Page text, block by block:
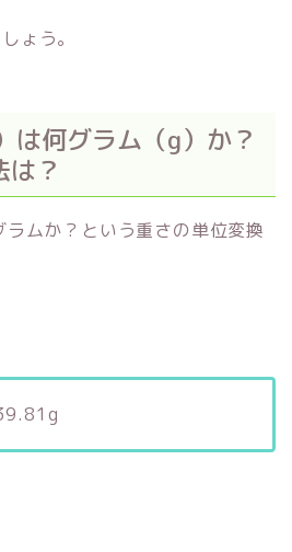
ょう。
は何グラム（g）か？
？
ムか？という重さの単位変換